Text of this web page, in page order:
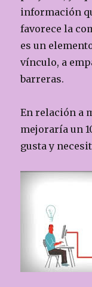
información
favorece la
es un
vínculo, a
barreras.
En relación a
mejoraría un
gusta y